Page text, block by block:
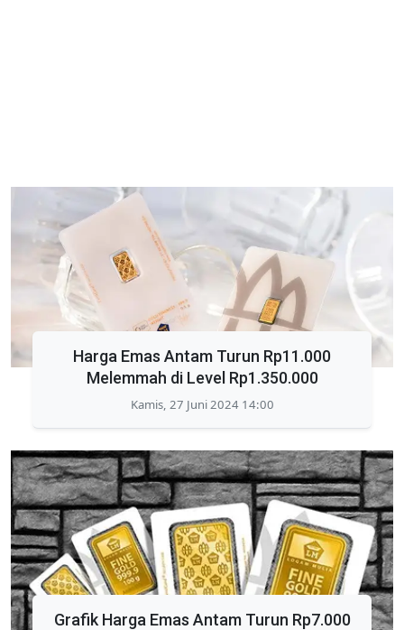
Harga Emas Antam Turun Rp11.000
Melemmah di Level Rp1.350.000
Kamis, 27 Juni 2024 14:00
Grafik Harga Emas Antam Turun Rp7.000